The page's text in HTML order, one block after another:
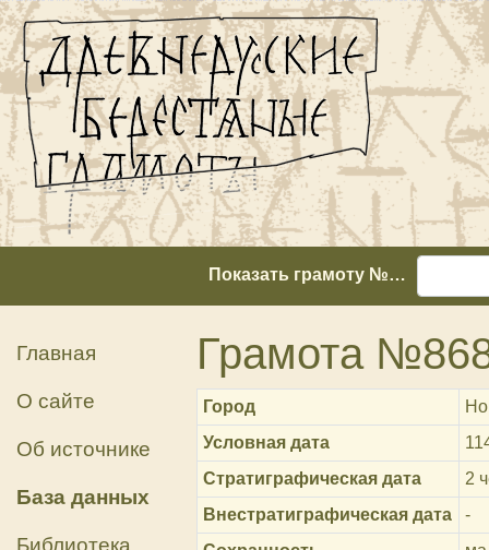
Показать грамоту №…
Главная
О сайте
Об источнике
База данных
Библиотека
Грамота
Город
Условная дата
Стратиграфическая дата
2
Внестратиграфическая дата
-